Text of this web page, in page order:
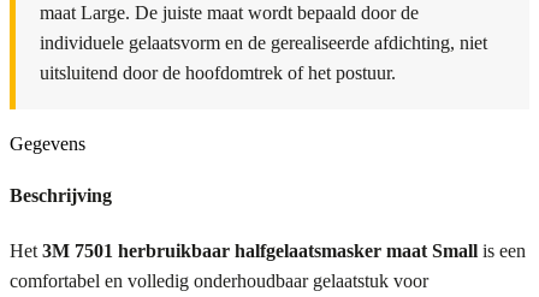
maat Large. De juiste maat wordt bepaald door de
individuele gelaatsvorm en de gerealiseerde afdichting, niet
uitsluitend door de hoofdomtrek of het postuur.
Gegevens
Beschrijving
Het 3M 7501 herbruikbaar halfgelaatsmasker maat Small is een
comfortabel en volledig onderhoudbaar gelaatstuk voor